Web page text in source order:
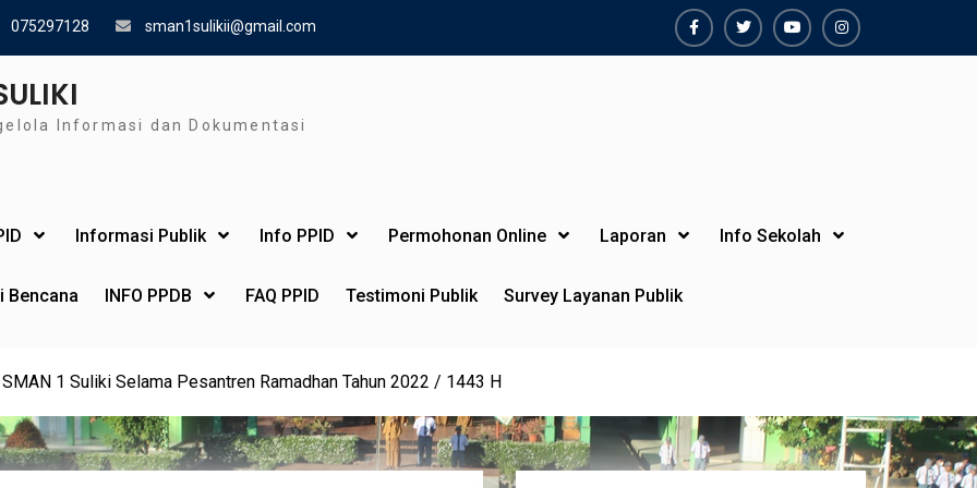
075297128 sman1sulikii@gmail.com
FacebookTwiterYoutubeInstagram
Informasi dan Dokumentasi
Informasi Publik Info PPID Permohonan Online Laporan Info Sekolah
Bencana INFO PPDB FAQ PPID Testimoni Publik Survey Layanan Publik
1 Suliki Selama Pesantren Ramadhan Tahun 2022 / 1443 H